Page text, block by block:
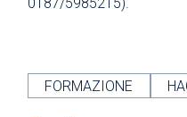
FORMAZIONE